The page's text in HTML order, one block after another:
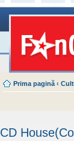
Prima pagină ‹
CD